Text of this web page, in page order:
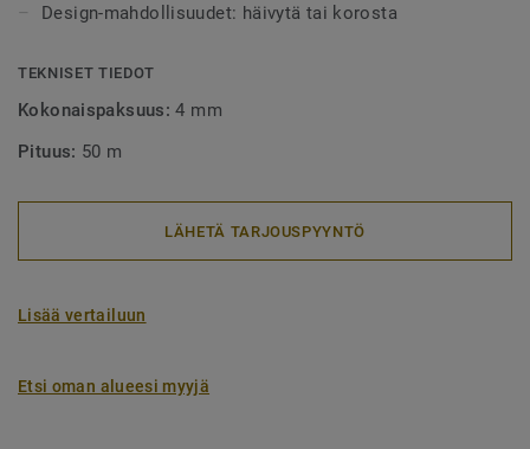
Design-mahdollisuudet: häivytä tai korosta
TEKNISET TIEDOT
Kokonaispaksuus:4 mm
Pituus: 50 m
LÄHETÄ TARJOUSPYYNTÖ
Lisää vertailuun
Etsi oman alueesi myyjä